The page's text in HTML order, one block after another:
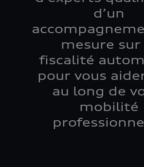
d’un
mesure sur
fiscalité
pour vous
au long de
mobilité